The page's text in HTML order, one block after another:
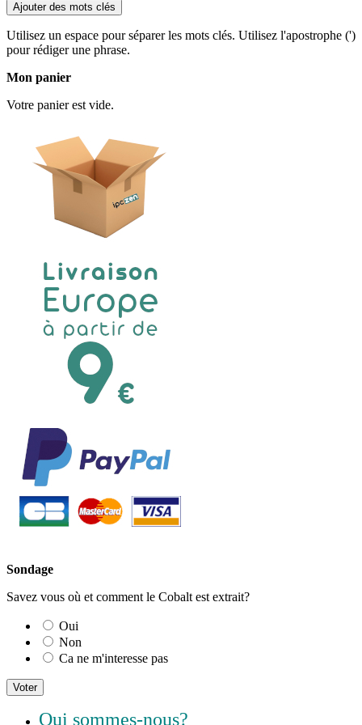
Ajouter des mots clés
Utilisez un espace pour séparer les mots clés. Utilisez l'apostrophe (')
pour rédiger une phrase.
Mon panier
Votre panier est vide.
Sondage
Savez vous où et comment le Cobalt est extrait?
Oui
Non
Ca ne m'interesse pas
Voter
Qui sommes-nous?